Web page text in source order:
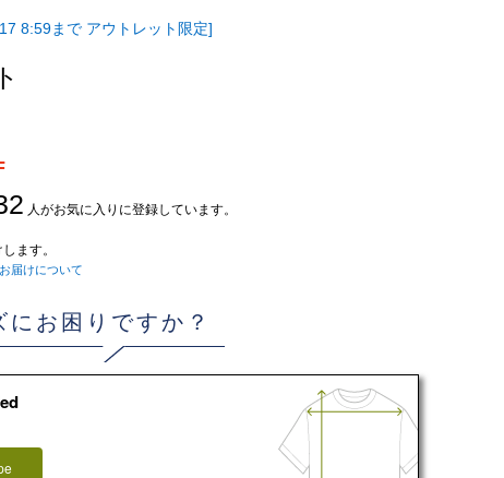
8:59まで アウトレット限定]
人がお気に入りに登録しています。
ます。
届けについて
にお困りですか？